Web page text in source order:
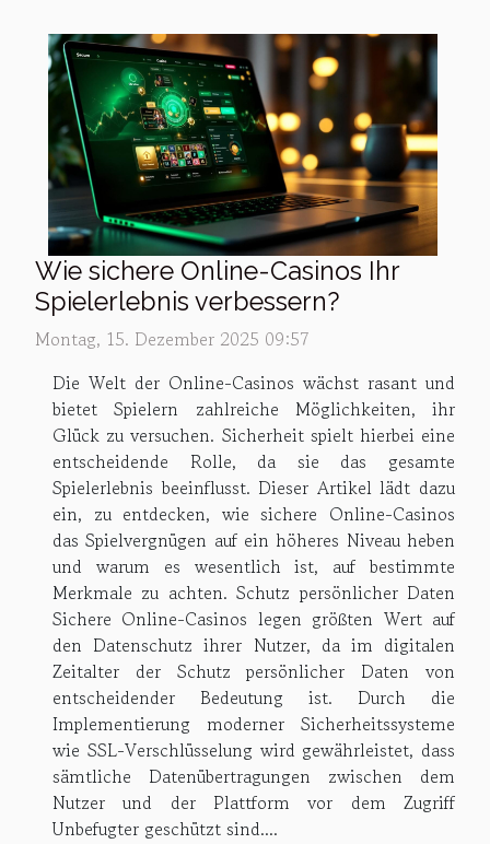
Wie sichere Online-Casinos Ihr
Spielerlebnis verbessern?
Montag, 15. Dezember 2025 09:57
Die Welt der Online-Casinos wächst rasant und
bietet Spielern zahlreiche Möglichkeiten, ihr
Glück zu versuchen. Sicherheit spielt hierbei eine
entscheidende Rolle, da sie das gesamte
Spielerlebnis beeinflusst. Dieser Artikel lädt dazu
ein, zu entdecken, wie sichere Online-Casinos
das Spielvergnügen auf ein höheres Niveau heben
und warum es wesentlich ist, auf bestimmte
Merkmale zu achten. Schutz persönlicher Daten
Sichere Online-Casinos legen größten Wert auf
den Datenschutz ihrer Nutzer, da im digitalen
Zeitalter der Schutz persönlicher Daten von
entscheidender Bedeutung ist. Durch die
Implementierung moderner Sicherheitssysteme
wie SSL-Verschlüsselung wird gewährleistet, dass
sämtliche Datenübertragungen zwischen dem
Nutzer und der Plattform vor dem Zugriff
Unbefugter geschützt sind....